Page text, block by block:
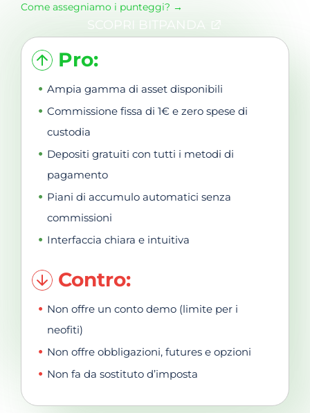
Pro:
Ampia gamma di asset disponibili
Commissione fissa di 1€ e zero spese di
custodia
Depositi gratuiti con tutti i metodi di
pagamento
Piani di accumulo automatici senza
commissioni
Interfaccia chiara e intuitiva
Contro:
Non offre un conto demo (limite per i
neofiti)
Non offre obbligazioni, futures e opzioni
Non fa da sostituto d’imposta
Come assegniamo i punteggi? →
SCOPRI BITPANDA